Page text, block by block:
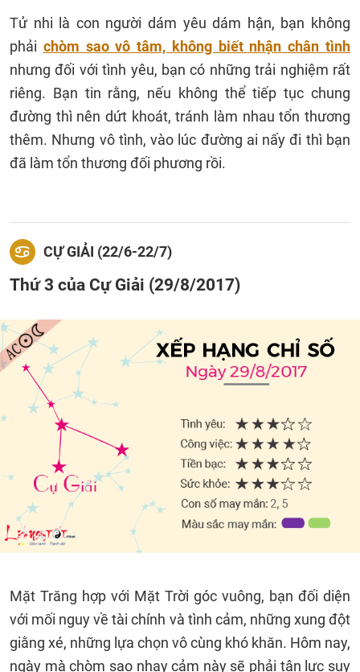
Tử nhi là con người dám yêu dám hận, bạn không
phải chòm sao vô tâm, không biết nhận chân tình
nhưng đối với tình yêu, bạn có những trải nghiệm rất
riêng. Bạn tin rằng, nếu không thể tiếp tục chung
đường thì nên dứt khoát, tránh làm nhau tổn thương
thêm. Nhưng vô tình, vào lúc đường ai nấy đi thì bạn
đã làm tổn thương đối phương rồi.
CỰ GIẢI (22/6-22/7)
Thứ 3 của Cự Giải (29/8/2017)
Mặt Trăng hợp với Mặt Trời góc vuông, bạn đối diện
với mối nguy về tài chính và tình cảm, những xung đột
giằng xé, những lựa chọn vô cùng khó khăn. Hôm nay,
ngày mà chòm sao nhạy cảm này sẽ phải tận lực suy